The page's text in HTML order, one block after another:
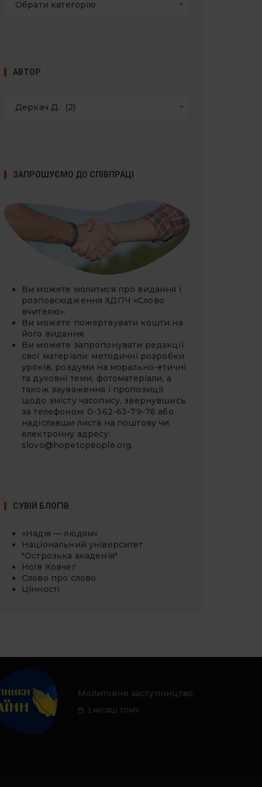
Обрати категорію
АВТОР
Деркач Д.  (2)
ЗАПРОШУЄМО ДО СПІВПРАЦІ
Ви можете молитися про видання і
розповсюдження ХДПЧ «Слово
вчителю».
Ви можете пожертвувати кошти на
його видання.
Ви можете запропонувати редакції
свої матеріали: методичні розробки
уроків, роздуми на морально-етичні
та духовні теми, фотоматеріали, а
також зауваження і пропозиції
щодо змісту часопису, звернувшись
за телефоном: 0-362-63-79-76 або
надіславши листа на поштову чи
електронну адресу:
slovo@hopetopeople.org.
СУВІЙ БЛОҐІВ
«Надія — людям»
Національний університет
"Острозька академія"
Ноїв Ковчег
Слово про слово
Цінності
Молитовне заступництво
2 МІСЯЦІ ТОМУ